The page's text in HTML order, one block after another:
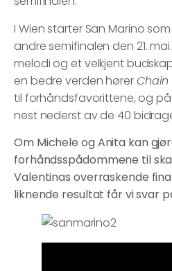
I Wien starter San Marino
andre semifinalen den 21.
melodi og et velkjent
en bedre verden hører Chain
til forhåndsfavorittene, og
nest nederst av de 40
Om Michele og Anita kan
forhåndsspådommene til
Valentinas overraskende
liknende resultat får vi svar